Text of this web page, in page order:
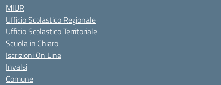
MIUR
Ufficio Scolastico Regionale
Ufficio Scolastico Territoriale
Scuola in Chiaro
Iscrizioni On Line
Invalsi
Comune